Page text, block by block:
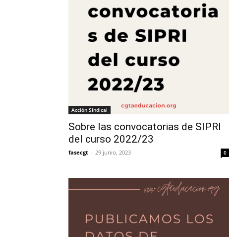
Acción Sindical
Sobre las convocatorias de SIPRI
del curso 2022/23
fasecgt - 29 junio, 2023 0